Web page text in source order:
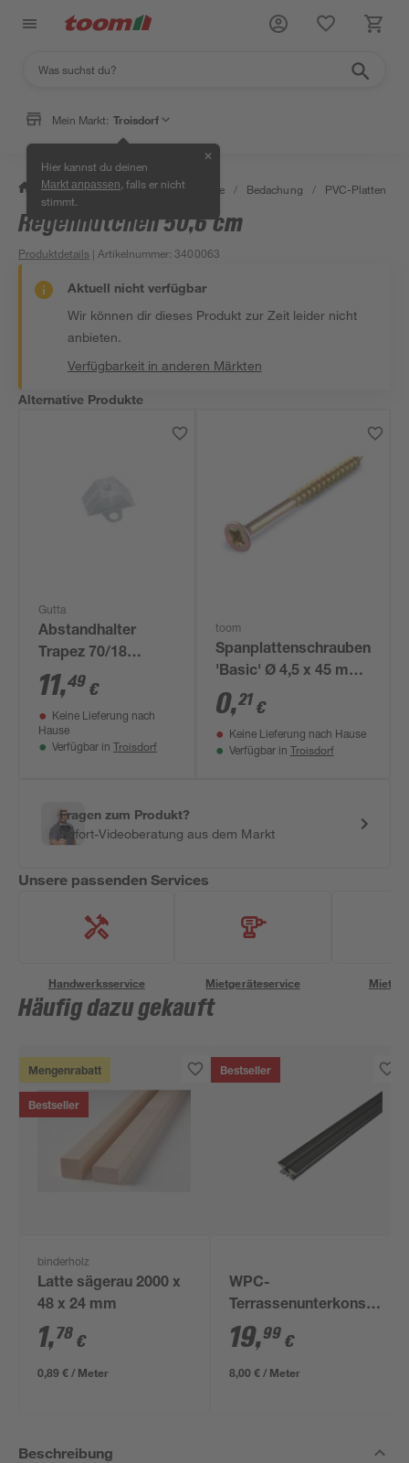
Mein Markt: Troisdorf
Hier kannst du deinen
Markt anpassen , falls er nicht
stimmt.
✕
/ Bauen & Renovieren / Baustoffe / Bedachung / PVC-Platten
Regenhütchen 50,6 cm
Produktdetails | Artikelnummer:3400063
Aktuell nicht verfügbar
Wir können dir dieses Produkt zur Zeit leider nicht
anbieten.
Verfügbarkeit in anderen Märkten
Alternative Produkte
Gutta
Abstandhalter
Trapez 70/18
transparent 100
Stück
11,49 €
Keine Lieferung nach
Hause
Verfügbar in Troisdorf
toom
Spanplattenschrauben
'Basic' Ø 4,5 x 45 mm
PZ
0,21 €
Keine Lieferung nach Hause
Verfügbar in Troisdorf
Fragen zum Produkt?
Sofort-Videoberatung aus dem Markt
Unsere passenden Services
Handwerksservice Mietgeräteservice
Häufig dazu gekauft
Mengenrabatt
Bestseller
binderholz
Latte sägerau 2000 x
48 x 24 mm
1,78 €
0,89 € / Meter
Bestseller
WPC-
anthrazit 2500 x 60 x
30 mm
19,99 €
8,00 € / Meter
Beschreibung